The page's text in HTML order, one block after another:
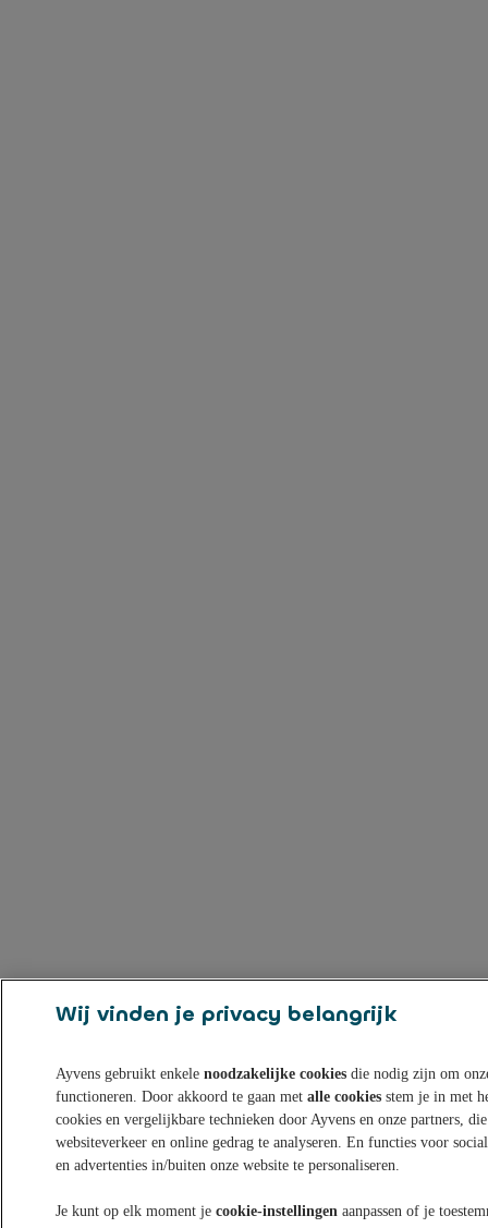
Wij vinden je privacy belangrijk
Ayvens gebruikt enkelenoodzakelijke cookies die nodig zijn om
functioneren. Door akkoord te gaan metalle cookies stem je in met
cookies en vergelijkbare technieken door Ayvens en onze partners,
websiteverkeer en online gedrag te analyseren. En functies voor
en advertenties in/buiten onze website te personaliseren.
Je kunt op elk moment jecookie-instellingen aanpassen of je